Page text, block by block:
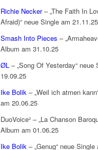
Richie Necker– „The Faith In
Afraid)“ neue Single am 21.11.25
Smash Into Pieces –
Album am 31.10.25
ØL – „Song Of Yesterday“ neue
19.09.25
Ike Bolik – „Weil ich atmen
am 20.06.25
DuoVoice² – „La Chanson
Album am 01.06.25
Ike Bolik – „Genug“ neue